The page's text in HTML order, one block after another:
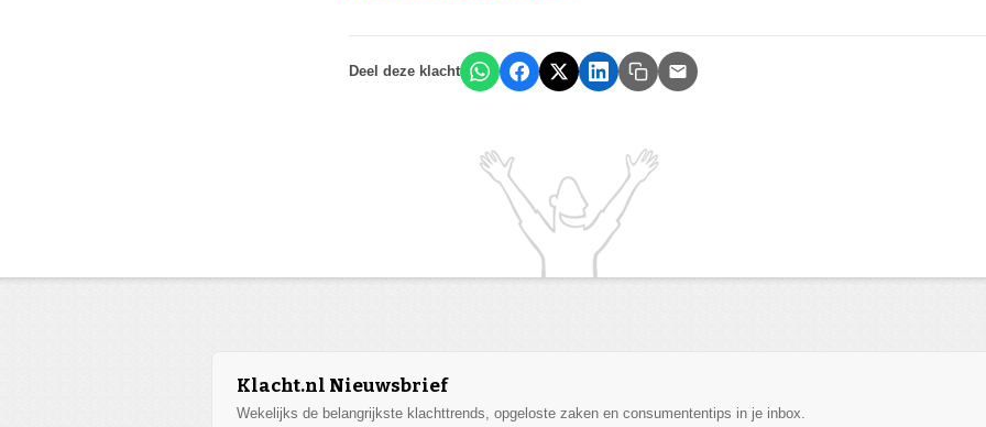
Deel deze klacht
Klacht.nl Nieuwsbrief
Wekelijks de belangrijkste klachttrends, opgeloste zaken en consumententips in je inbox.